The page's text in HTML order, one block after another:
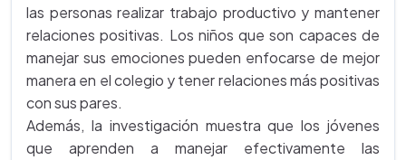
las personas realizar trabajo productivo y mantener
relaciones positivas. Los niños que son capaces de
manejar sus emociones pueden enfocarse de mejor
manera en el colegio y tener relaciones más positivas
con sus pares.
Además, la investigación muestra que los jóvenes
que aprenden a manejar efectivamente las